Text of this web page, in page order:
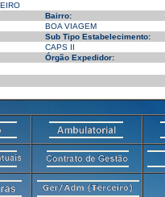
Bairro:
BOA VIAGEM
Sub Tipo Estabelecimento:
CAPS II
Órgão Expedidor: